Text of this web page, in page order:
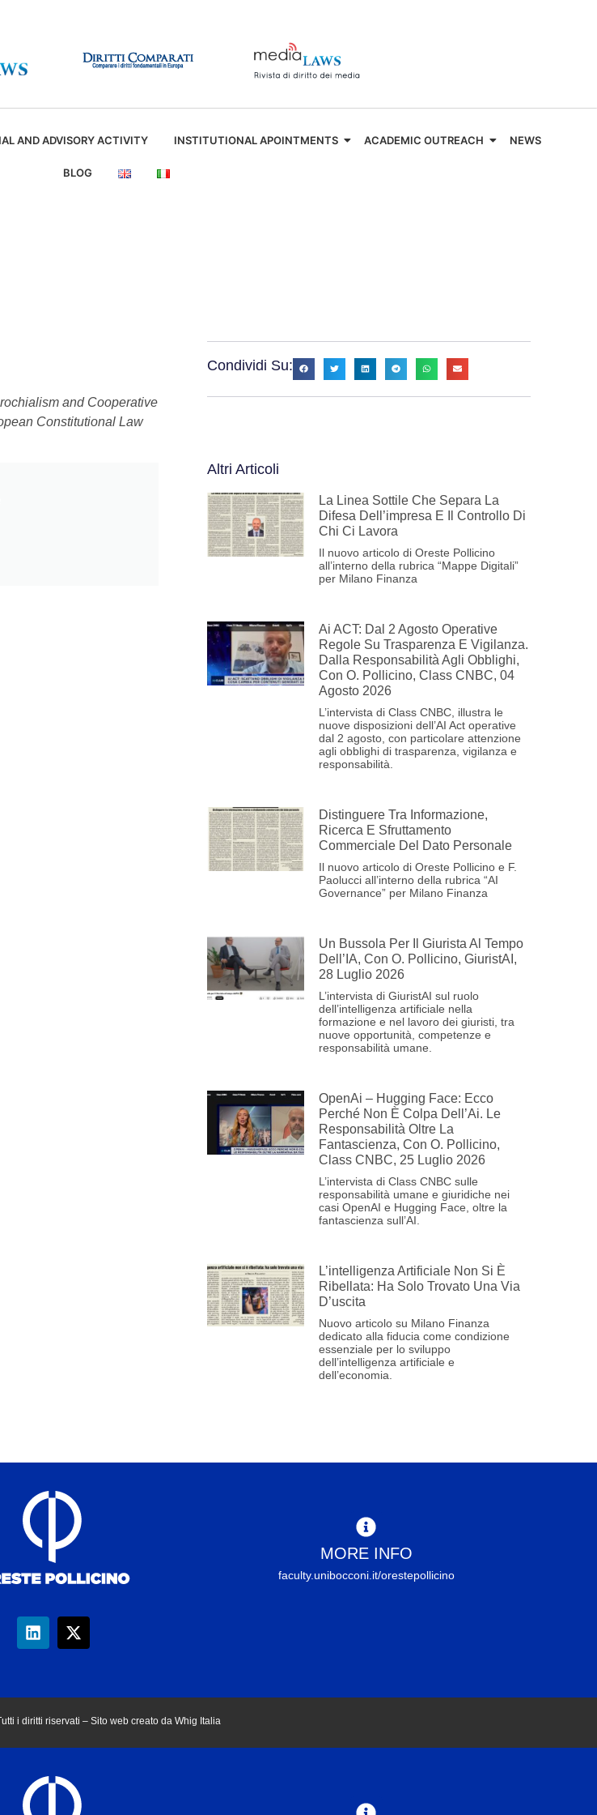
AND ADVISORY ACTIVITY INSTITUTIONAL APOINTMENTS ACADEMIC OUTREACH NEWS
BLOG
and Cooperative
Constitutional Law
Condividi Su:
Altri Articoli
La Linea Sottile Che Separa La
Difesa Dell’impresa E Il Controllo Di
Chi Ci Lavora
Il nuovo articolo di Oreste Pollicino
all’interno della rubrica “Mappe Digitali”
per Milano Finanza
Ai ACT: Dal 2 Agosto Operative
Regole Su Trasparenza E Vigilanza.
Dalla Responsabilità Agli Obblighi,
Con O. Pollicino, Class CNBC, 04
Agosto 2026
L’intervista di Class CNBC, illustra le
nuove disposizioni dell’AI Act operative
dal 2 agosto, con particolare attenzione
agli obblighi di trasparenza, vigilanza e
responsabilità.
Distinguere Tra Informazione,
Ricerca E Sfruttamento
Commerciale Del Dato Personale
Il nuovo articolo di Oreste Pollicino e F.
Paolucci all’interno della rubrica “AI
Governance” per Milano Finanza
Un Bussola Per Il Giurista Al Tempo
Dell’IA, Con O. Pollicino, GiuristAI,
28 Luglio 2026
L’intervista di GiuristAI sul ruolo
dell’intelligenza artificiale nella
formazione e nel lavoro dei giuristi, tra
nuove opportunità, competenze e
responsabilità umane.
OpenAi – Hugging Face: Ecco
Perché Non È Colpa Dell’Ai. Le
Responsabilità Oltre La
Fantascienza, Con O. Pollicino,
Class CNBC, 25 Luglio 2026
L’intervista di Class CNBC sulle
responsabilità umane e giuridiche nei
casi OpenAI e Hugging Face, oltre la
fantascienza sull’AI.
L’intelligenza Artificiale Non Si È
Ribellata: Ha Solo Trovato Una Via
D’uscita
Nuovo articolo su Milano Finanza
dedicato alla fiducia come condizione
essenziale per lo sviluppo
dell’intelligenza artificiale e
dell’economia.
MORE INFO
faculty.unibocconi.it/orestepollicino
i diritti riservati – Sito web creato da Whig Italia